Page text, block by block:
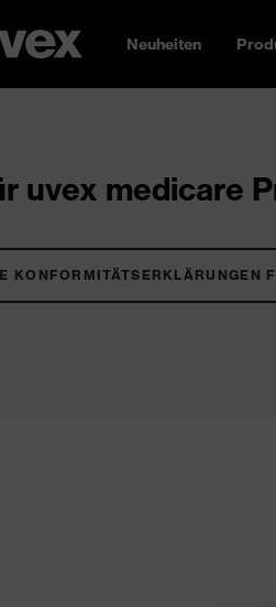
Neuheiten
uvex medicare
KONFORMITÄTSERKLÄRUNGEN